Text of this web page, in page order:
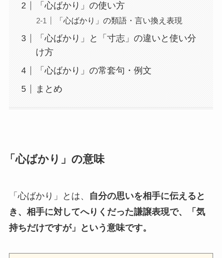
「心ばかり」の使い方
「心ばかり」の類語・言い換え表現
「心ばかり」と「寸志」の違いと使い分
け方
「心ばかり」の常套句・例文
まとめ
「心ばかり」の意味
「心ばかり」とは、
自分の思いを相手に伝えると
き、相手に対してへりくだった謙譲表現で、「気
持ちだけですが」という意味です。